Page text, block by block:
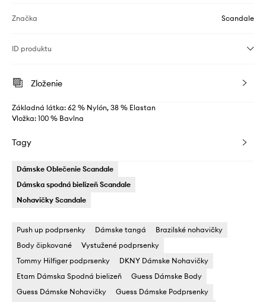
Značka Scandale
ID produktu
Zloženie
Základná látka: 62 % Nylón, 38 % Elastan
Vložka: 100 % Bavlna
Tagy
Dámske Oblečenie Scandale
Dámska spodná bielizeň Scandale
Nohavičky Scandale
Push up podprsenky Dámske tangá
Brazilské nohavičky
Body čipkované
Vystužené podprsenky
Tommy Hilfiger podprsenky
DKNY Dámske Nohavičky
Etam Dámska Spodná bielizeň
Guess Dámske Body
Guess Dámske Nohavičky
Guess Dámske Podprsenky